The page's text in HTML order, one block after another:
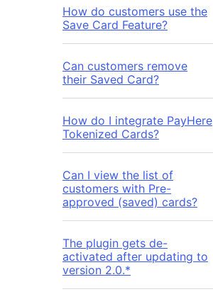
How do customers use the
Save Card Feature?
Can customers remove
their Saved Card?
How do I integrate PayHere
Tokenized Cards?
Can I view the list of
customers with Pre-
approved (saved) cards?
The plugin gets de-
activated after updating to
version 2.0.*